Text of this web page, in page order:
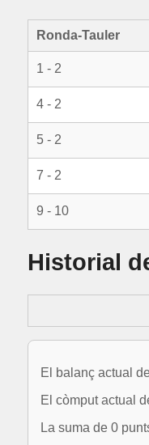
Ronda-Tauler
1 - 2
4 - 2
5 - 2
7 - 2
9 - 10
Historial
El balanç actual
El còmput actual
La suma de 0